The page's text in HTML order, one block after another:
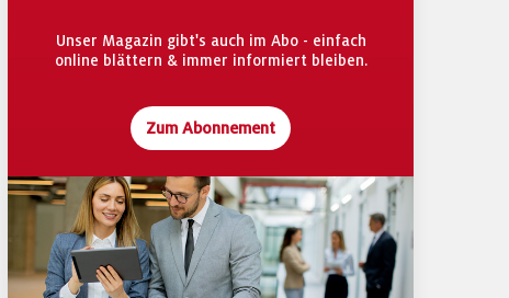
Unser Magazin gibt's auch im Abo - einfach
online blättern & immer informiert bleiben.
Zum Abonnement